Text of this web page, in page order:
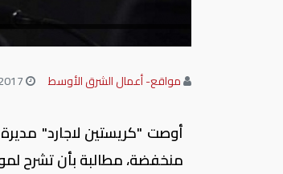
مواقع- أعمال الشرق الأوسط
أوصت "كريستين لاجارد"
منخفضة، مطالبة بأن تشرح